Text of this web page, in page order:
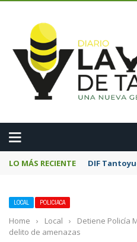
LO MÁS RECIENTE DIF
LOCAL POLICIACA
Home › Local ›
Detiene Policía
delito de amenazas